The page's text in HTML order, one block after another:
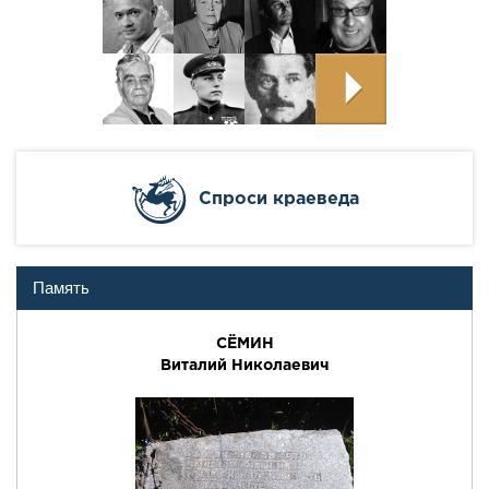
Cпроси краеведа
Память
СЁМИН
Виталий Николаевич